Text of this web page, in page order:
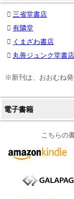
三省堂書店
有隣堂
くまざわ書店
丸善ジュンク堂書店
※新刊は、おおむね
電子書籍
こちらの